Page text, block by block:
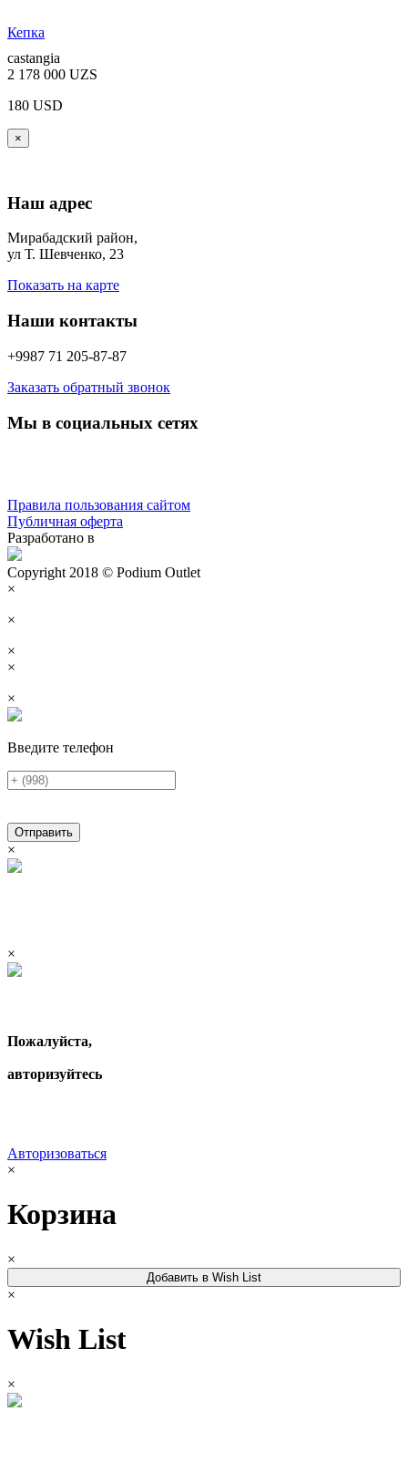
Кепка
castangia
2 178 000 UZS
180 USD
×
Наш адрес
Мирабадский район,
ул Т. Шевченко, 23
Показать на карте
Наши контакты
+9987 71 205-87-87
Заказать обратный звонок
Мы в социальных сетях
Правила пользования сайтом
Публичная оферта
Разработано в
Copyright 2018 © Podium Outlet
×
×
×
×
×
Введите телефон
Отправить
×
×
Пожалуйста,
авторизуйтесь
Авторизоваться
×
Корзина
×
Добавить в Wish List
×
Wish List
×